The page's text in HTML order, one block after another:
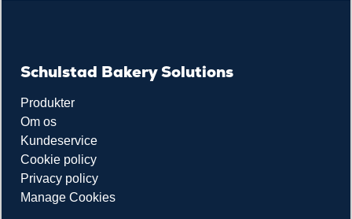
Schulstad Bakery Solutions
Produkter
Om os
Kundeservice
Cookie policy
Privacy policy
Manage Cookies